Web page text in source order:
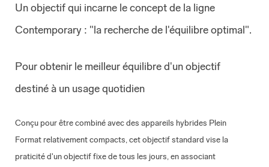
Un objectif qui incarne le concept de la ligne
Contemporary : "la recherche de l'équilibre optimal".
Pour obtenir le meilleur équilibre d'un objectif
destiné à un usage quotidien
Conçu pour être combiné avec des appareils hybrides Plein
Format relativement compacts, cet objectif standard vise la
praticité d'un objectif fixe de tous les jours, en associant